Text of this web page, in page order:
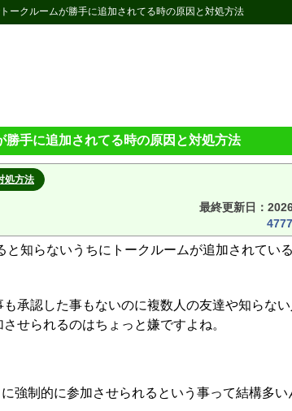
ークルームが勝手に追加されてる時の原因と対処方法
勝手に追加されてる時の原因と対処方法
処方法
最終更新日：
と知らないうちにトークルームが追加されてい
承認した事もないのに複数人の友達や知らない
せられるのはちょっと嫌ですよね。
強制的に参加させられるという事って結構多い